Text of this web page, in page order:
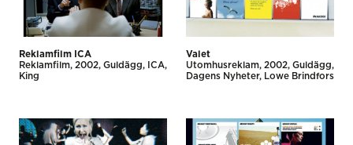
Reklamfilm ICA
Reklamfilm 2002 Guldägg
ICA
King
Valet
Utomhus­reklam 2002 Guldägg
Dagens Nyheter
Lowe Brindfors